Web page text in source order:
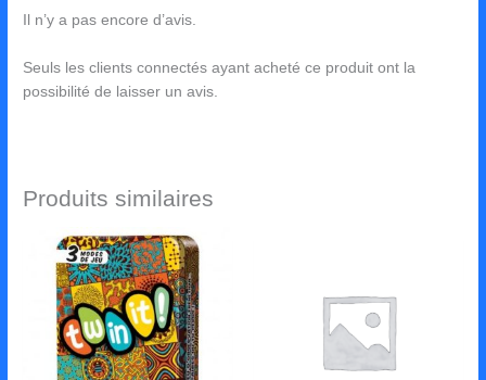
Il n’y a pas encore d’avis.
Seuls les clients connectés ayant acheté ce produit ont la
possibilité de laisser un avis.
Produits similaires